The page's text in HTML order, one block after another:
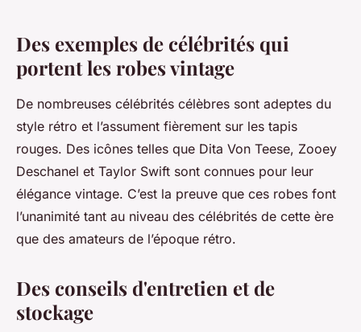
Des exemples de célébrités qui
portent les robes vintage
De nombreuses célébrités célèbres sont adeptes du
style rétro et l’assument fièrement sur les tapis
rouges. Des icônes telles que Dita Von Teese, Zooey
Deschanel et Taylor Swift sont connues pour leur
élégance vintage. C’est la preuve que ces robes font
l’unanimité tant au niveau des célébrités de cette ère
que des amateurs de l’époque rétro.
Des conseils d'entretien et de
stockage